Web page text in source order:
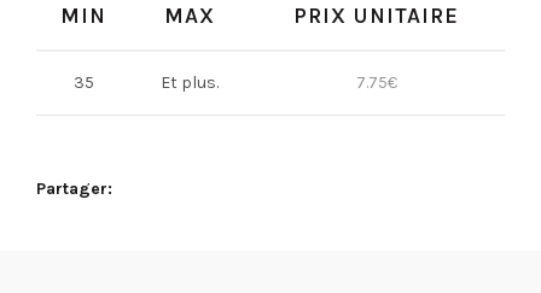
MIN MAX PRIX UNITAIRE
35 Et plus. 7.75€
Partager